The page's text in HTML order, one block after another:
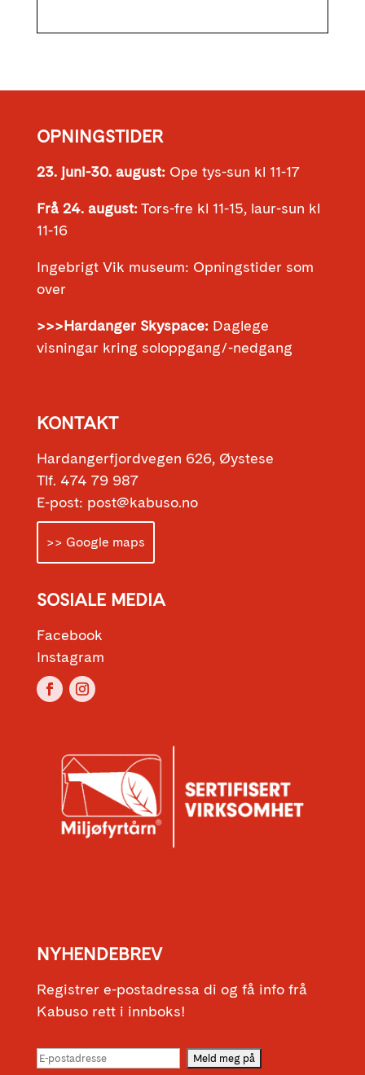
OPNINGSTIDER
23. juni-30. august:Ope tys-sun kl 11-17
Frå 24. august:Tors-fre kl 11-15, laur-sun kl
11-16
Ingebrigt Vik museum: Opningstider som
over
>>>Hardanger Skyspace:Daglege
visningar kring soloppgang/-nedgang
KONTAKT
Hardangerfjordvegen 626, Øystese
Tlf. 474 79 987
E-post: post@kabuso.no
>> Google maps
SOSIALE MEDIA
Facebook
Instagram
NYHENDEBREV
Registrer e-postadressa di og få info frå
Kabuso rett i innboks!